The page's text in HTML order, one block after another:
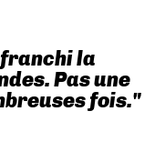
franchi la
Pas une
fois."